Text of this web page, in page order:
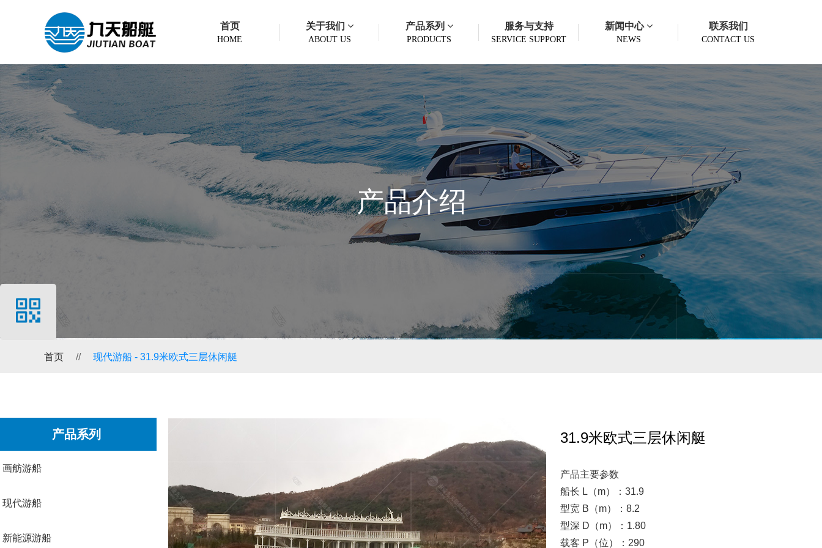
首页
HOME
关于我们
ABOUT US
产品系列
PRODUCTS
服务与支持
SERVICE SUPPORT
新闻中心
NEWS
联系我们
CONTACT US
产品介绍
首页 // 现代游船 - 31.9米欧式三层休闲艇
31.9米欧式三层休闲艇
产品主要参数
船长 L（m）：31.9
型宽 B（m）：8.2
型深 D（m）：1.80
载客 P（位）：290
产品系列
画舫游船
现代游船
新能源游船